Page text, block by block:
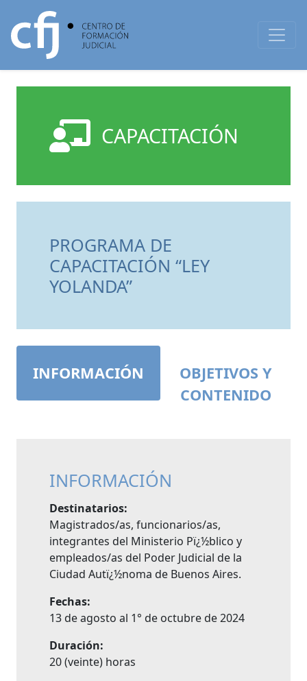
CAPACITACIÓN
PROGRAMA DE
CAPACITACIÓN “LEY
YOLANDA”
INFORMACIÓN
OBJETIVOS Y
CONTENIDO
INFORMACIÓN
Destinatarios:
Magistrados/as, funcionarios/as,
integrantes del Ministerio Pï¿½blico y
empleados/as del Poder Judicial de la
Ciudad Autï¿½noma de Buenos Aires.
Fechas:
13 de agosto al 1° de octubre de 2024
Duración:
20 (veinte) horas